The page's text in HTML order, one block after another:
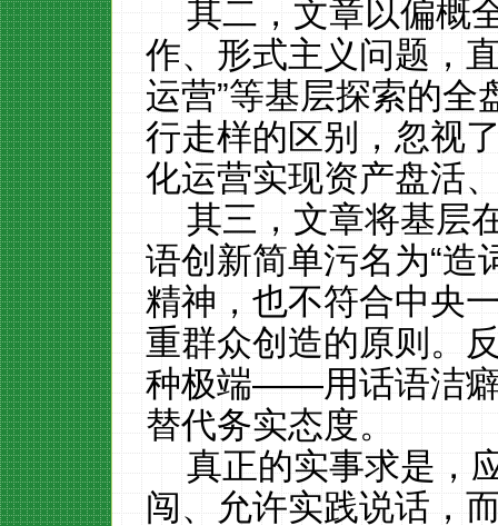
其二，文章以偏概
作、形式主义问题，
运营”等基层探索的全
行走样的区别，忽视
化运营实现资产盘活
其三，文章将基层
语创新简单污名为“造
精神，也不符合中央
重群众创造的原则。
种极端——用话语洁
替代务实态度。
真正的实事求是，
闯、允许实践说话，